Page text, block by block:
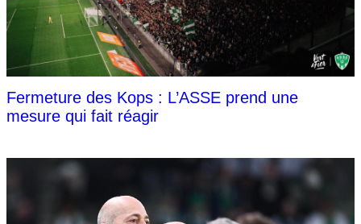
Fermeture des Kops : L’ASSE prend une
mesure qui fait réagir